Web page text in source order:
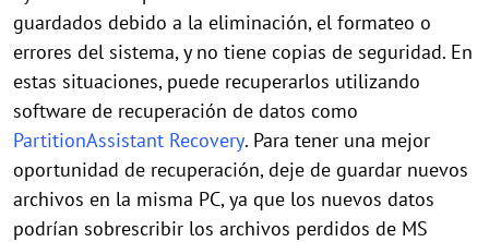
guardados debido a la eliminación, el formateo o
errores del sistema, y no tiene copias de seguridad. En
estas situaciones, puede recuperarlos utilizando
software de recuperación de datos como
PartitionAssistant Recovery. Para tener una mejor
oportunidad de recuperación, deje de guardar nuevos
archivos en la misma PC, ya que los nuevos datos
podrían sobrescribir los archivos perdidos de MS